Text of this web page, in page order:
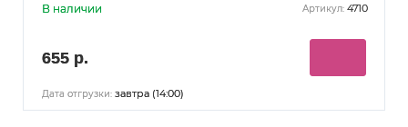
В наличии Артикул: 4710
655 р.
Дата отгрузки: завтра (14:00)